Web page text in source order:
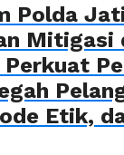
Polda
Mitigasi
Etik,